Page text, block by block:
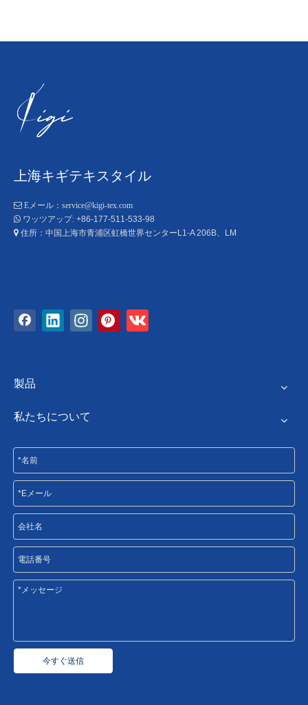
上海キギテキスタイル
 Eメール： service@kigi-tex.com
 ワッツアップ: +86-177-511-533-98
 住所：中国上海市青浦区虹橋世界センターL1-A 206B、LM
製品
私たちについて
今すぐ送信